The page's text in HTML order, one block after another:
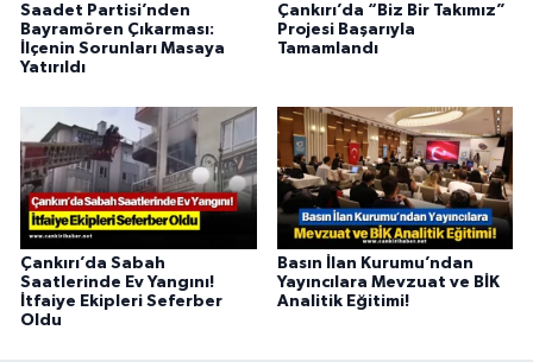
Saadet Partisi’nden
Bayramören Çıkarması:
İlçenin Sorunları Masaya
Yatırıldı
Çankırı’da “Biz Bir Takımız”
Projesi Başarıyla
Tamamlandı
Çankırı’da Sabah
Saatlerinde Ev Yangını!
İtfaiye Ekipleri Seferber
Oldu
Basın İlan Kurumu’ndan
Yayıncılara Mevzuat ve BİK
Analitik Eğitimi!